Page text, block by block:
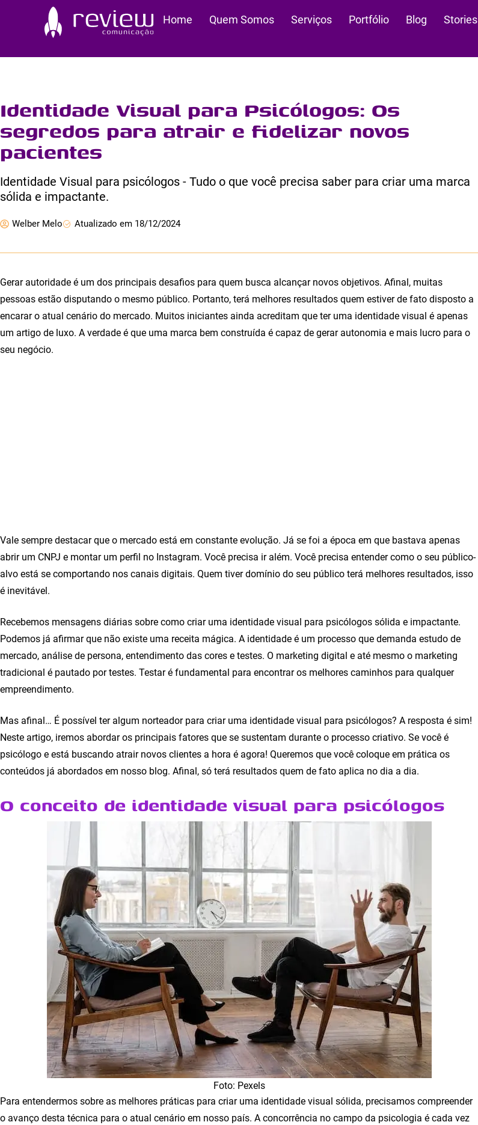
Home Quem Somos Serviços Portfólio Blog Stories
Identidade Visual para Psicólogos: Os
segredos para atrair e fidelizar novos
pacientes
Identidade Visual para psicólogos - Tudo o que você precisa saber para criar uma marca
sólida e impactante.
Welber Melo Atualizado em 18/12/2024
Gerar autoridade é um dos principais desafios para quem busca alcançar novos objetivos. Afinal, muitas
pessoas estão disputando o mesmo público. Portanto, terá melhores resultados quem estiver de fato disposto a
encarar o atual cenário do mercado. Muitos iniciantes ainda acreditam que ter uma identidade visual é apenas
um artigo de luxo. A verdade é que uma marca bem construída é capaz de gerar autonomia e mais lucro para o
seu negócio.
Vale sempre destacar que o mercado está em constante evolução. Já se foi a época em que bastava apenas
abrir um CNPJ e montar um perfil no Instagram. Você precisa ir além. Você precisa entender como o seu público-
alvo está se comportando nos canais digitais. Quem tiver domínio do seu público terá melhores resultados, isso
é inevitável.
Recebemos mensagens diárias sobre como criar uma identidade visual para psicólogos sólida e impactante.
Podemos já afirmar que não existe uma receita mágica. A identidade é um processo que demanda estudo de
mercado, análise de persona, entendimento das cores e testes. O marketing digital e até mesmo o marketing
tradicional é pautado por testes. Testar é fundamental para encontrar os melhores caminhos para qualquer
empreendimento.
Mas afinal… É possível ter algum norteador para criar uma identidade visual para psicólogos? A resposta é sim!
Neste artigo, iremos abordar os principais fatores que se sustentam durante o processo criativo. Se você é
psicólogo e está buscando atrair novos clientes a hora é agora! Queremos que você coloque em prática os
conteúdos já abordados em nosso blog. Afinal, só terá resultados quem de fato aplica no dia a dia.
O conceito de identidade visual para psicólogos
Foto: Pexels
Para entendermos sobre as melhores práticas para criar uma identidade visual sólida, precisamos compreender
o avanço desta técnica para o atual cenário em nosso país. A concorrência no campo da psicologia é cada vez